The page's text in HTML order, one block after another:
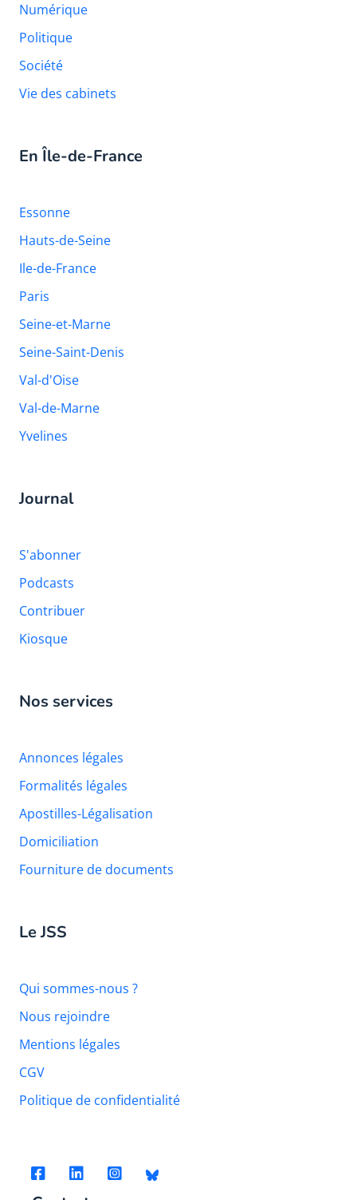
Numérique
Politique
Société
Vie des cabinets
En Île-de-France
Essonne
Hauts-de-Seine
Ile-de-France
Paris
Seine-et-Marne
Seine-Saint-Denis
Val-d'Oise
Val-de-Marne
Yvelines
Journal
S'abonner
Podcasts
Contribuer
Kiosque
Nos services
Annonces légales
Formalités légales
Apostilles-Légalisation
Domiciliation
Fourniture de documents
Le JSS
Qui sommes-nous ?
Nous rejoindre
Mentions légales
CGV
Politique de confidentialité